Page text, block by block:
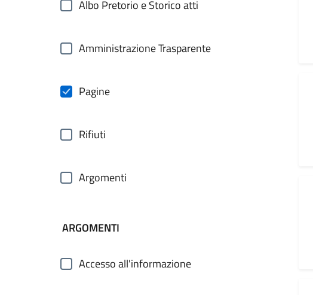
Albo Pretorio e Storico atti
Amministrazione Trasparente
Pagine
Rifiuti
Argomenti
ARGOMENTI
Accesso all'informazione